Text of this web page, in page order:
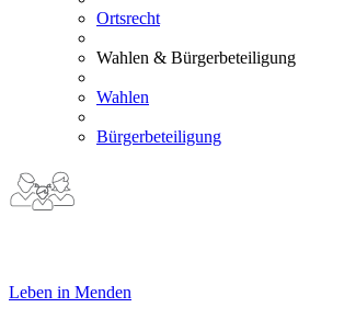
Ortsrecht
Wahlen & Bürgerbeteiligung
Wahlen
Bürgerbeteiligung
Leben in Menden